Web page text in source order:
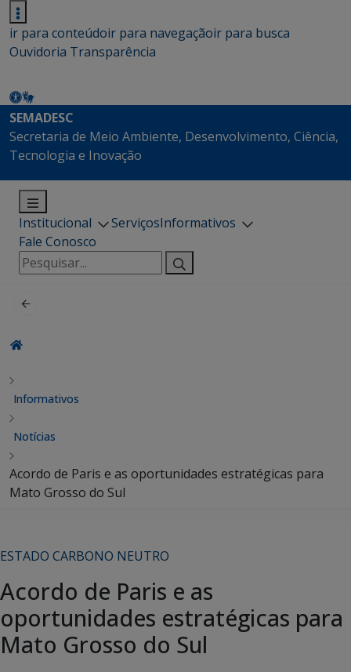
ir para conteúdoir para navegaçãoir para busca
Ouvidoria Transparência
SEMADESC
Secretaria de Meio Ambiente, Desenvolvimento, Ciência,
Tecnologia e Inovação
Institucional ServiçosInformativos
Fale Conosco
Pesquisar
por:
Informativos
Notícias
Acordo de Paris e as oportunidades estratégicas para
Mato Grosso do Sul
ESTADO CARBONO NEUTRO
Acordo de Paris e as
oportunidades estratégicas para
Mato Grosso do Sul